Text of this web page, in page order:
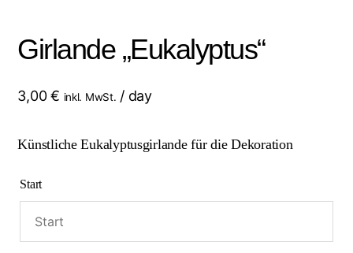
und
Berlin
Girlande „Eukalyptus“
3,00€ inkl. MwSt. / day
Künstliche Eukalyptusgirlande für die Dekoration
Start